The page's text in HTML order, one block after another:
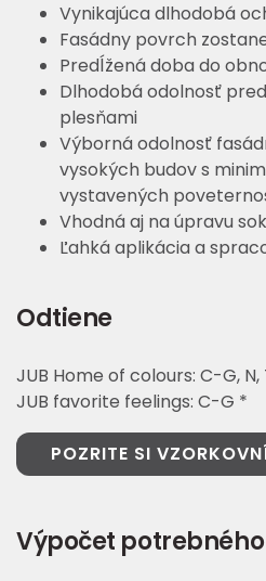
Vynikajúca dlhodobá
Fasádny povrch
Predĺžená doba do
Dlhodobá odolnosť
plesňami
Výborná odolnosť
vysokých budov s
vystavených
Vhodná aj na úpravu
Ľahká aplikácia a
Odtiene
JUB Home of colours: C-G, N,
JUB favorite feelings: C-G *
POZRITE SI
Výpočet